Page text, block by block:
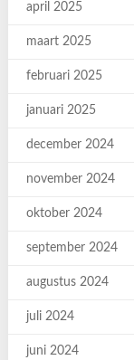
april 2025
maart 2025
februari 2025
januari 2025
december 2024
november 2024
oktober 2024
september 2024
augustus 2024
juli 2024
juni 2024